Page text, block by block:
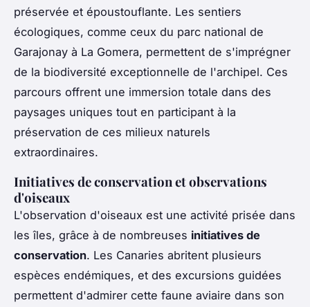
préservée et époustouflante. Les sentiers
écologiques, comme ceux du parc national de
Garajonay à La Gomera, permettent de s'imprégner
de la biodiversité exceptionnelle de l'archipel. Ces
parcours offrent une immersion totale dans des
paysages uniques tout en participant à la
préservation de ces milieux naturels
extraordinaires.
Initiatives de conservation et observations
d'oiseaux
L'observation d'oiseaux est une activité prisée dans
les îles, grâce à de nombreuses initiatives de
conservation. Les Canaries abritent plusieurs
espèces endémiques, et des excursions guidées
permettent d'admirer cette faune aviaire dans son